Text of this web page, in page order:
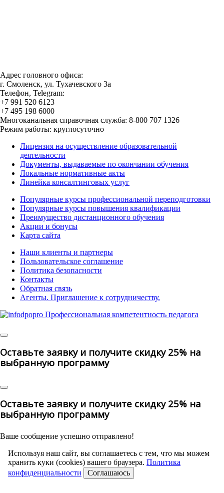
Адрес головного офиса:
г. Смоленск, ул. Тухачевского 3а
Телефон, Telegram:
+7 991 520 6123
+7 495 198 6000
Многоканальная справочная служба: 8-800 707 1326
Режим работы: круглосуточно
Лицензия на осуществление образовательной
деятельности
Документы, выдаваемые по окончании обучения
Локальные нормативные акты
Линейка консалтинговых услуг
Популярные курсы профессиональной переподготовки
Популярные курсы повышения квалификации
Преимущество дистанционного обучения
Акции и бонусы
Карта сайта
Наши клиенты и партнеры
Пользовательское соглашение
Политика безопасности
Контакты
Обратная связь
Агенты. Приглашение к сотрудничеству.
Оставьте заявку и получите скидку 25% на
выбранную программу
Оставьте заявку и получите скидку 25% на
выбранную программу
Ваше сообщение успешно отправлено!
Используя наш сайт, вы соглашаетесь с тем, что мы можем
хранить куки (cookies) вашего браузера. Политика
конфиденциальности
Соглашаюсь